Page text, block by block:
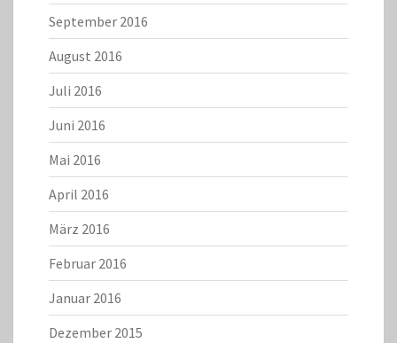
September 2016
August 2016
Juli 2016
Juni 2016
Mai 2016
April 2016
März 2016
Februar 2016
Januar 2016
Dezember 2015